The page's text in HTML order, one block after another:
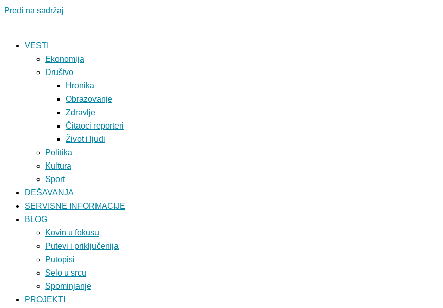
Pređi na sadržaj
VESTI
Ekonomija
Društvo
Hronika
Obrazovanje
Zdravlje
Čitaoci reporteri
Život i ljudi
Politika
Kultura
Sport
DEŠAVANJA
SERVISNE INFORMACIJE
BLOG
Kovin u fokusu
Putevi i priključenija
Putopisi
Selo u srcu
Spominjanje
PROJEKTI